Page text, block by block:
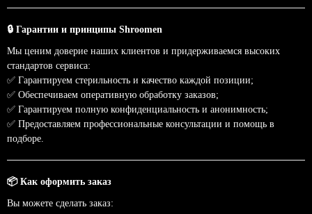
🔒 Гарантии и принципы Shroomen
Мы ценим доверие наших клиентов и придерживаемся высоких
стандартов сервиса:
✅ Гарантируем стерильность и качество каждой позиции;
✅ Обеспечиваем оперативную обработку заказов;
✅ Гарантируем полную конфиденциальность и анонимность;
✅ Предоставляем профессиональные консультации и помощь в
подборе.
📦Как оформить заказ
Вы можете сделать заказ: